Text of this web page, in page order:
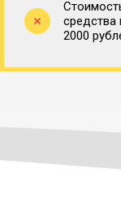
средства
2000